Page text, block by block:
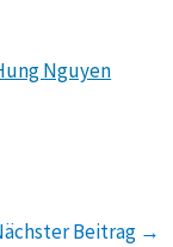
Nguyen
Beitrag →